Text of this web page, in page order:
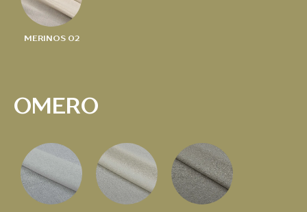
MERINOS 02
OMERO